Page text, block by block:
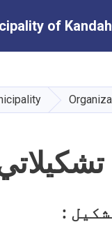
main
content
of
: